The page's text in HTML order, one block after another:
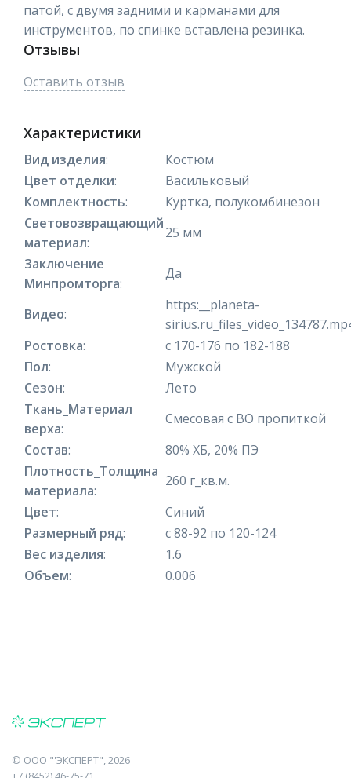
патой, с двумя задними и карманами для
инструментов, по спинке вставлена резинка.
Отзывы
Оставить отзыв
Характеристики
Вид изделия:
Костюм
Цвет отделки:
Васильковый
Комплектность:
Куртка, полукомбинезон
Световозвращающий
материал:
25 мм
Заключение
Минпромторга:
Да
Видео:
https:__planeta-
Ростовка:
с 170-176 по 182-188
Пол:
Мужской
Сезон:
Лето
Ткань_Материал
верха:
Смесовая с ВО пропиткой
Состав:
80% ХБ, 20% ПЭ
Плотность_Толщина
материала:
260 г_кв.м.
Цвет:
Синий
Размерный ряд:
с 88-92 по 120-124
Вес изделия:
1.6
Объем: 0.006
© ООО "'ЭКСПЕРТ", 2026